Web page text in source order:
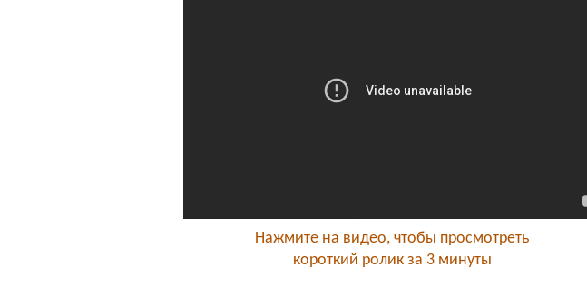
Нажмите на видео, чтобы просмотреть
короткий ролик за 3 минуты